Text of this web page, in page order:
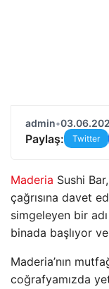
admin•
Paylaş: Twitter
Maderia Sushi
çağrısına davet
simgeleyen bir
binada başlıyor
Maderia’nın
coğrafyamızda